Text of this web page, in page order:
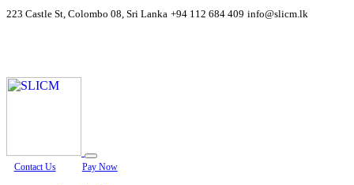
223 Castle St, Colombo 08, Sri Lanka +94 112 684 409 info@slicm.lk
Contact Us Pay Now